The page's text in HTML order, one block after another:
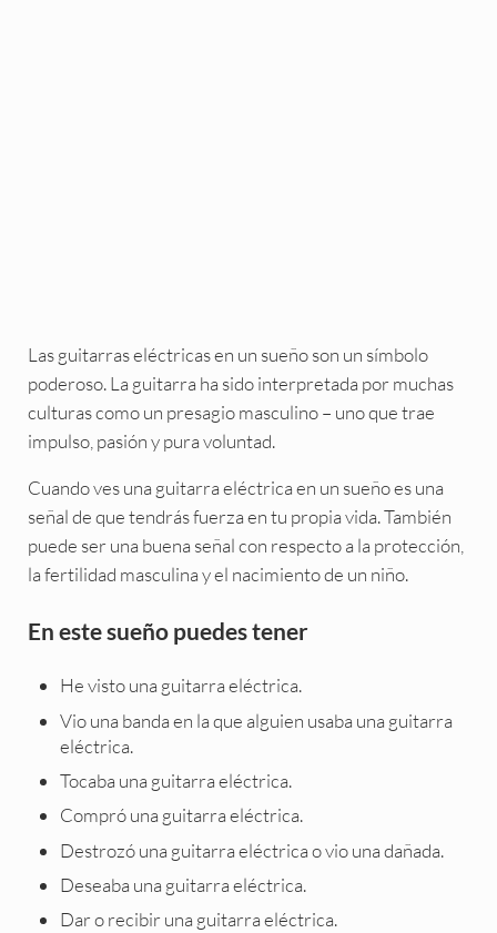
Las guitarras eléctricas en un sueño son un símbolo
poderoso. La guitarra ha sido interpretada por muchas
culturas como un presagio masculino – uno que trae
impulso, pasión y pura voluntad.
Cuando ves una guitarra eléctrica en un sueño es una
señal de que tendrás fuerza en tu propia vida. También
puede ser una buena señal con respecto a la protección,
la fertilidad masculina y el nacimiento de un niño.
En este sueño puedes tener
He visto una guitarra eléctrica.
Vio una banda en la que alguien usaba una guitarra
eléctrica.
Tocaba una guitarra eléctrica.
Compró una guitarra eléctrica.
Destrozó una guitarra eléctrica o vio una dañada.
Deseaba una guitarra eléctrica.
Dar o recibir una guitarra eléctrica.